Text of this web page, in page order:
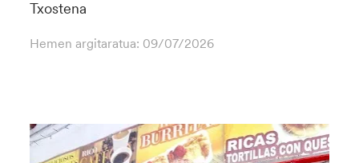
Txostena
Hemen argitaratua: 09/07/2026